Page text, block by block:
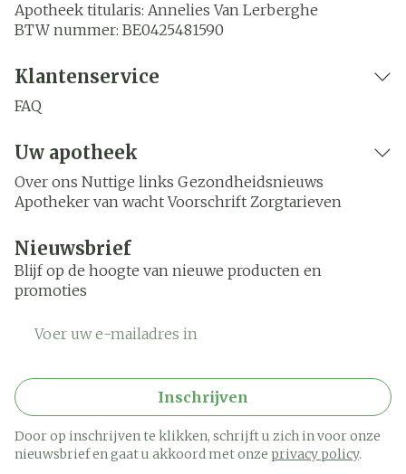
Apotheek titularis: Annelies Van Lerberghe
BTW nummer: BE0425481590
Klantenservice
FAQ
Uw apotheek
Over ons Nuttige links Gezondheidsnieuws
Apotheker van wacht Voorschrift Zorgtarieven
Nieuwsbrief
Blijf op de hoogte van nieuwe producten en
promoties
Inschrijven
Door op inschrijven te klikken, schrijft u zich in voor onze
nieuwsbrief en gaat u akkoord met onze privacy policy.